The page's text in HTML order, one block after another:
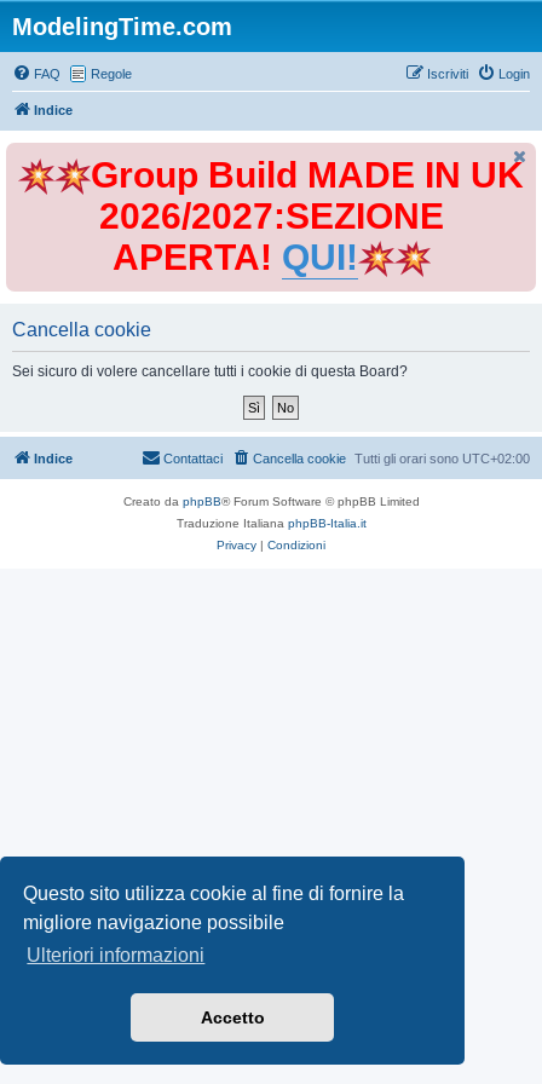
Questo sito utilizza cookie al fine di fornire la
migliore navigazione possibile
Ulteriori informazioni
Accetto
ModelingTime.com
FAQ Regole Login
Iscriviti
Indice
Group Build MADE IN UK
2026/2027:SEZIONE
APERTA! QUI!
Cancella cookie
Sei sicuro di volere cancellare tutti i cookie di questa Board?
Indice Tutti gli orari sono UTC+02:00
Cancella cookie
Contattaci
Creato da phpBB® Forum Software © phpBB Limited
Traduzione Italiana phpBB-Italia.it
Privacy | Condizioni